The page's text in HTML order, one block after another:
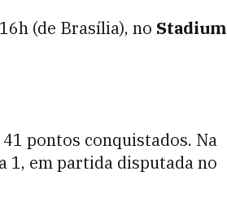
(de Brasília), no Stadium
pontos conquistados. Na
1, em partida disputada no